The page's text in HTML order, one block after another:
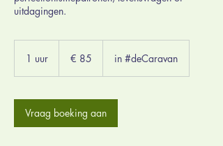
uitdagingen.
1 uur € 85 in #deCaravan
Vraag boeking aan